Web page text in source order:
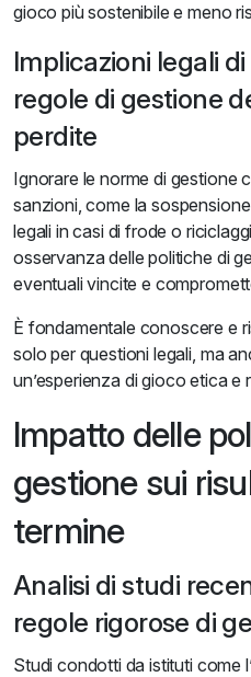
gioco più sostenibile e meno
Implicazioni legali
regole di gestione
perdite
Ignorare le norme di gestione
sanzioni, come la
legali in casi di frode o
osservanza delle politiche di
eventuali vincite e
È fondamentale conoscere e
solo per questioni legali, ma
un’esperienza di gioco etica e
Impatto delle
gestione sui
termine
Analisi di studi
regole rigorose di
Studi condotti da istituti come